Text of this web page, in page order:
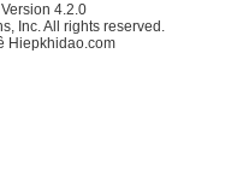
4.2.0
Inc. All rights reserved.
Hiepkhidao.com